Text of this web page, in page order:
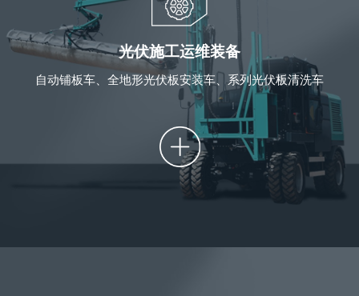
光伏施工运维装备
自动铺板车、全地形光伏板安装车、系列光伏板清洗车